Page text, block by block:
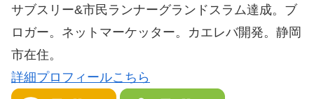
サブスリー&市民ランナーグランドスラム達成。ブ
ロガー。ネットマーケッター。カエレバ開発。静岡
市在住。
詳細プロフィールこちら